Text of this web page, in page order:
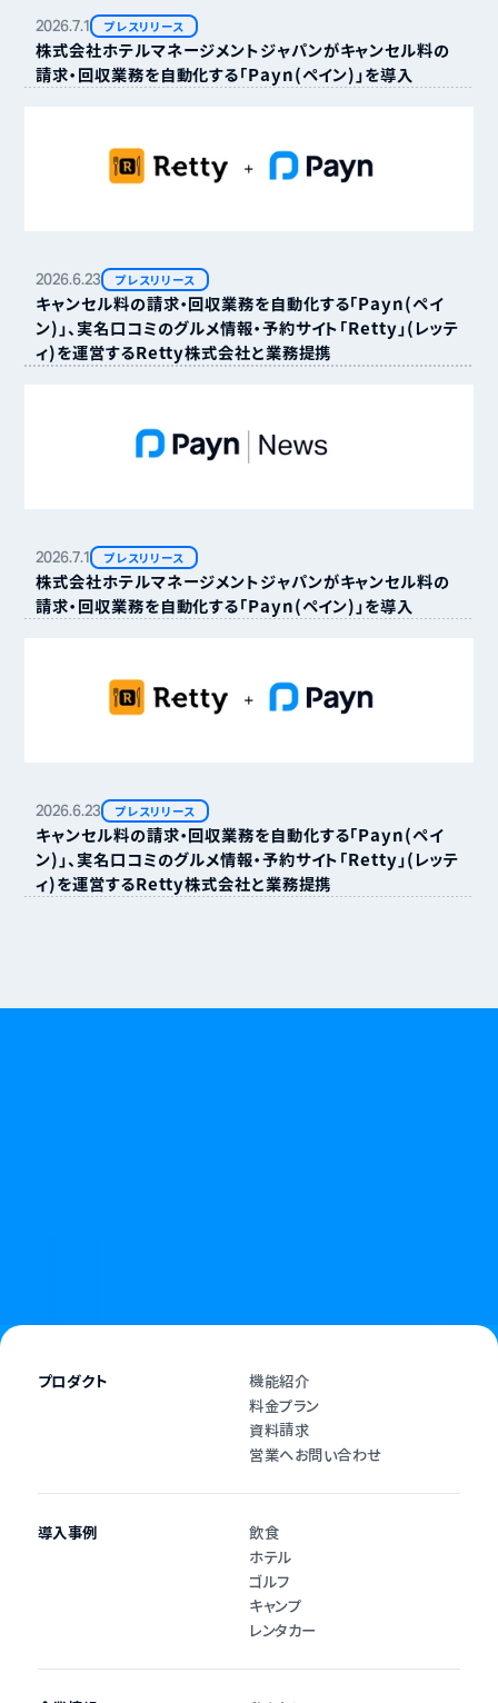
2026.7.1 プレスリリース
株式会社ホテルマネージメントジャパンがキャンセル料の
請求・回収業務を自動化する「Payn（ペイン）」を導入
2026.6.23 プレスリリース
キャンセル料の請求・回収業務を自動化する「Payn（ペイ
ン）」、実名口コミのグルメ情報・予約サイト「Retty」（レッテ
ィ）を運営するRetty株式会社と業務提携
2026.7.1 プレスリリース
株式会社ホテルマネージメントジャパンがキャンセル料の
請求・回収業務を自動化する「Payn（ペイン）」を導入
2026.6.23 プレスリリース
キャンセル料の請求・回収業務を自動化する「Payn（ペイ
ン）」、実名口コミのグルメ情報・予約サイト「Retty」（レッテ
ィ）を運営するRetty株式会社と業務提携
プロダクト
機能紹介
料金プラン
資料請求
営業へお問い合わせ
導入事例
飲食
ホテル
ゴルフ
キャンプ
レンタカー